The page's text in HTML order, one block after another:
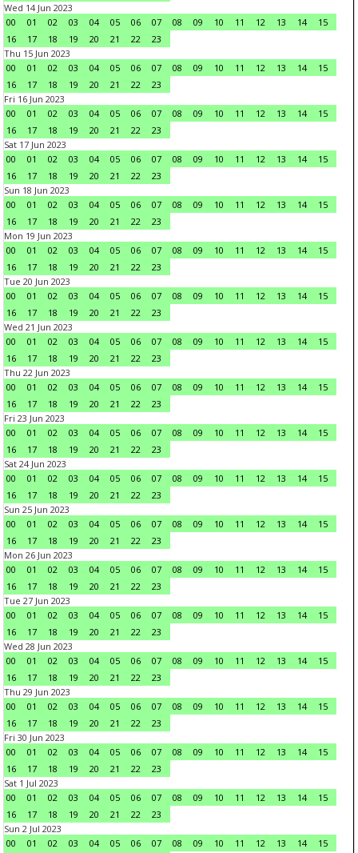
Wed 14 Jun 2023
00
01 02 03 04 05 06 07 08 09 10 11 12 13 14
15
16
17 18 19 20 21 22
23
Thu 15 Jun 2023
00
01 02 03 04 05 06 07 08 09 10 11 12 13 14
15
16
17 18 19 20 21 22
23
Fri 16 Jun 2023
00
01 02 03 04 05 06 07 08 09 10 11 12 13 14
15
16
17 18 19 20 21 22
23
Sat 17 Jun 2023
00
01 02 03 04 05 06 07 08 09 10 11 12 13 14
15
16
17 18 19 20 21 22
23
Sun 18 Jun 2023
00
01 02 03 04 05 06 07 08 09 10 11 12 13 14
15
16
17 18 19 20 21 22
23
Mon 19 Jun 2023
00
01 02 03 04 05 06 07 08 09 10 11 12 13 14
15
16
17 18 19 20 21 22
23
Tue 20 Jun 2023
00
01 02 03 04 05 06 07 08 09 10 11 12 13 14
15
16
17 18 19 20 21 22
23
Wed 21 Jun 2023
00
01 02 03 04 05 06 07 08 09 10 11 12 13 14
15
16
17 18 19 20 21 22
23
Thu 22 Jun 2023
00
01 02 03 04 05 06 07 08 09 10 11 12 13 14
15
16
17 18 19 20 21 22
23
Fri 23 Jun 2023
00
01 02 03 04 05 06 07 08 09 10 11 12 13 14
15
16
17 18 19 20 21 22
23
Sat 24 Jun 2023
00
01 02 03 04 05 06 07 08 09 10 11 12 13 14
15
16
17 18 19 20 21 22
23
Sun 25 Jun 2023
00
01 02 03 04 05 06 07 08 09 10 11 12 13 14
15
16
17 18 19 20 21 22
23
Mon 26 Jun 2023
00
01 02 03 04 05 06 07 08 09 10 11 12 13 14
15
16
17 18 19 20 21 22
23
Tue 27 Jun 2023
00
01 02 03 04 05 06 07 08 09 10 11 12 13 14
15
16
17 18 19 20 21 22
23
Wed 28 Jun 2023
00
01 02 03 04 05 06 07 08 09 10 11 12 13 14
15
16
17 18 19 20 21 22
23
Thu 29 Jun 2023
00
01 02 03 04 05 06 07 08 09 10 11 12 13 14
15
16
17 18 19 20 21 22
23
Fri 30 Jun 2023
00
01 02 03 04 05 06 07 08 09 10 11 12 13 14
15
16
17 18 19 20 21 22
23
Sat 1 Jul 2023
00
01 02 03 04 05 06 07 08 09 10 11 12 13 14
15
16
17 18 19 20 21 22
23
Sun 2 Jul 2023
00
01 02 03 04 05 06 07 08 09 10 11 12 13 14
15